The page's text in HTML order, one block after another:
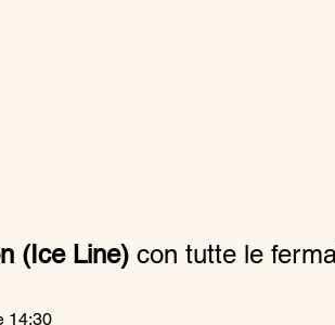
(Ice Line) con tutte le
14:30